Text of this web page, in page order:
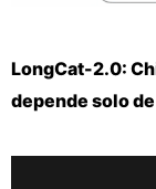
LongCat-2.0:
depende solo